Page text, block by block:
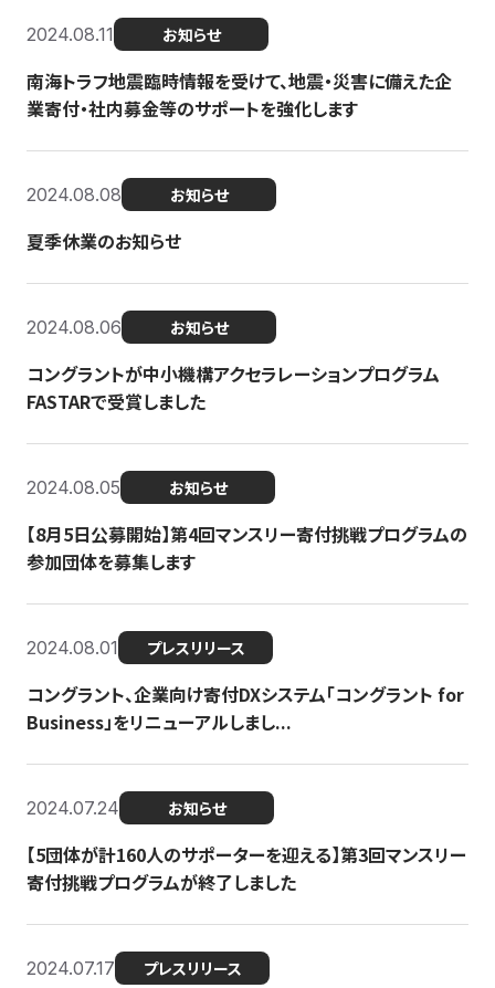
2024.08.11 お知らせ
南海トラフ地震臨時情報を受けて、地震・災害に備えた企
業寄付・社内募金等のサポートを強化します
2024.08.08 お知らせ
夏季休業のお知らせ
2024.08.06 お知らせ
コングラントが中小機構アクセラレーションプログラム
FASTARで受賞しました
2024.08.05 お知らせ
【8月5日公募開始】第4回マンスリー寄付挑戦プログラムの
参加団体を募集します
2024.08.01 プレスリリース
コングラント、企業向け寄付DXシステム「コングラント for
Business」をリニューアルしまし...
2024.07.24 お知らせ
【5団体が計160人のサポーターを迎える】​​第3回マンスリー
寄付挑戦プログラムが終了しました
2024.07.17 プレスリリース